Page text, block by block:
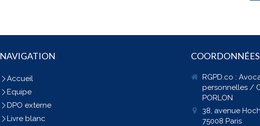
NAVIGATION
Accueil
Equipe
DPO externe
Livre blanc
COORDONNÉES
RGPD.co :
personnelles /
PORLON
38, avenue
75008 Paris